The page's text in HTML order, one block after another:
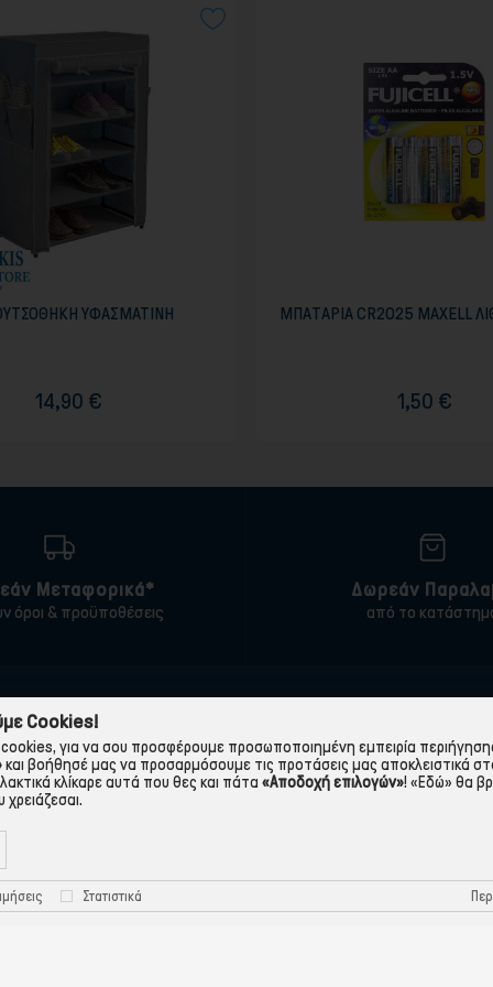
ΥΦΑΣΜΑΤΙΝΗ
14,90 €
ΜΠΑTΑΡΙΑ CR2025 MAXELL
1,50 €
Μεταφορικά*
όροι & προϋποθέσεις
Δωρεάν
από το
εταιρεία
Χρήσης
Πληρωμής-Τράπεζες
Τρόποι Παραγγελίας
Πολιτική Απορρήτου
Προστασία
Cookies!
για να σου προσφέρουμε προσωποποιημένη εμπειρία
και βοήθησέ μας να προσαρμόσουμε τις προτάσεις μας αποκλειστικά
κλίκαρε αυτά που θες και πάτα «Αποδοχή επιλογών»! «Εδώ» θα
Στατιστικά